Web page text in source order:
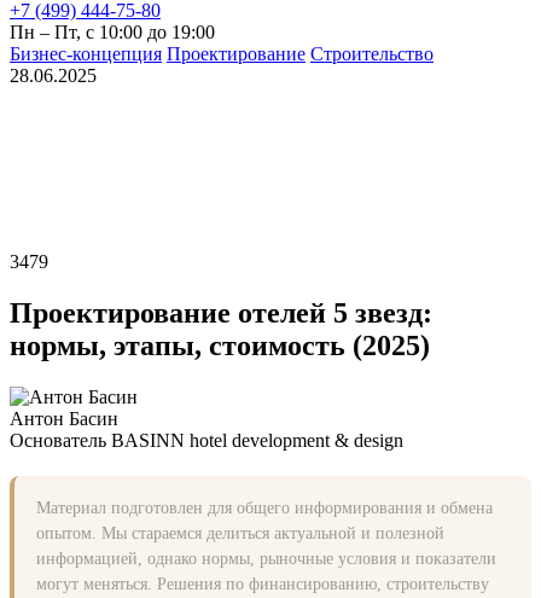
+7 (499) 444-75-80
Пн – Пт, с 10:00 до 19:00
Бизнес‑концепция Проектирование Строительство
28.06.2025
3479
Проектирование отелей 5 звезд:
нормы, этапы, стоимость (2025)
Антон Басин
Основатель BASINN hotel development & design
Материал подготовлен для общего информирования и обмена
опытом. Мы стараемся делиться актуальной и полезной
информацией, однако нормы, рыночные условия и показатели
могут меняться. Решения по финансированию, строительству